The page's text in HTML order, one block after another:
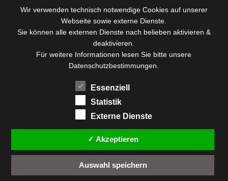
Wir verwenden technisch notwendige Cookies auf unserer
Webseite sowie externe Dienste.
Sie können alle externen Dienste nach belieben aktivieren &
deaktivieren.
Für weitere Informationen lesen Sie bitte unsere
Datenschutzbestimmungen.
Essenziell
Statistik
Externe Dienste
✓ Akzeptieren
Auswahl speichern